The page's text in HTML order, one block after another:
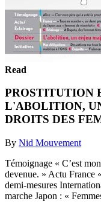
Read
PROSTITUTION
L'ABOLITION,
DROITS DES
By Nid Mouvement
Témoignage « C’est
devenue. » Actu France
demi-mesures
marche Japon : «